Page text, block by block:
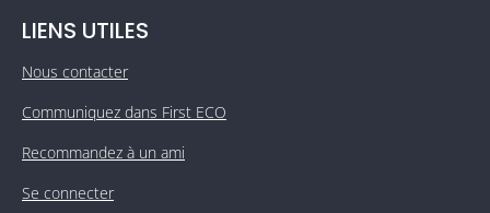
LIENS UTILES
Nous contacter
Communiquez dans First ECO
Recommandez à un ami
Se connecter